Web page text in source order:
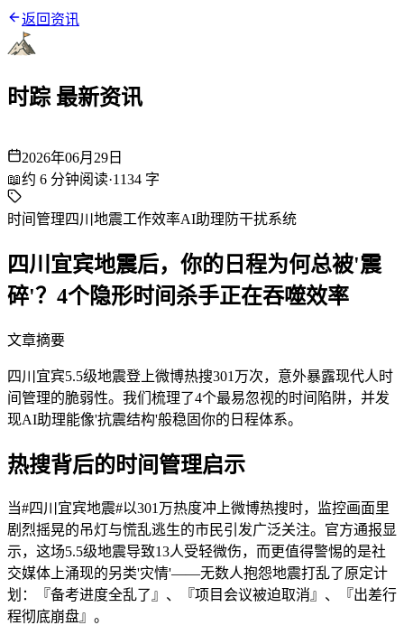
返回资讯
时踪 最新资讯
2026年06月29日
📖约 6 分钟阅读·1134 字
时间管理四川地震工作效率AI助理 防干扰系统
四川宜宾地震后，你的日程为何总被'震
碎'？4个隐形时间杀手正在吞噬效率
文章摘要
四川宜宾5.5级地震登上微博热搜301万次，意外暴露现代人时
间管理的脆弱性。我们梳理了4个最易忽视的时间陷阱，并发
现AI助理能像'抗震结构'般稳固你的日程体系。
热搜背后的时间管理启示
当#四川宜宾地震#以301万热度冲上微博热搜时，监控画面里
剧烈摇晃的吊灯与慌乱逃生的市民引发广泛关注。官方通报显
示，这场5.5级地震导致13人受轻微伤，而更值得警惕的是社
交媒体上涌现的另类'灾情'——无数人抱怨地震打乱了原定计
划：『备考进度全乱了』、『项目会议被迫取消』、『出差行
程彻底崩盘』。